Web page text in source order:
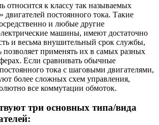
относится к классу так называемых
двигателей постоянного тока. Такие
и любые другие
машины, имеют достаточно
и весьма внушительный срок службы,
позволяет применять их в самых разных
Если сравнивать обычные
тока с шаговыми двигателями,
более сложных схем управления,
все коммутации обмоток.
три основных типа/вида